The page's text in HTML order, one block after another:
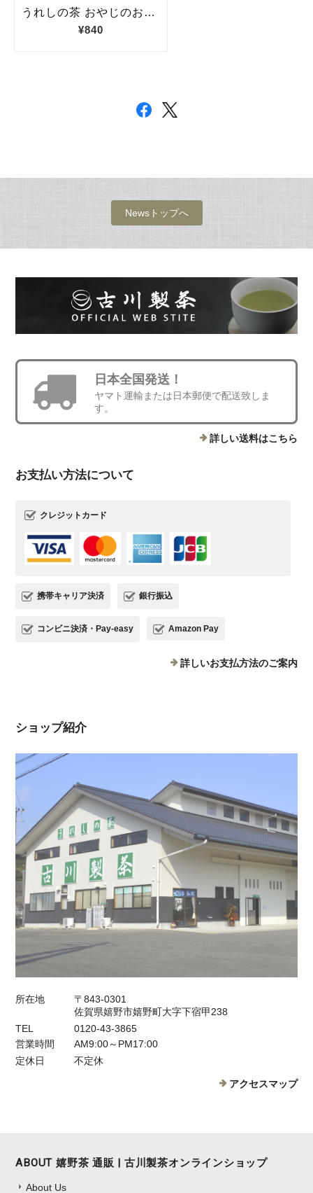
Newsトップへ
日本全国発送！
ヤマト運輸または日本郵便で配送致しま
す。
詳しい送料はこちら
お支払い方法について
クレジットカード
携帯キャリア決済 銀行振込
コンビニ決済・Pay-easy Amazon Pay
詳しいお支払方法のご案内
ショップ紹介
所在地
〒843-0301
佐賀県嬉野市嬉野町大字下宿甲238
TEL
0120-43-3865
営業時間
AM9:00～PM17:00
定休日
不定休
アクセスマップ
ABOUT 嬉野茶 通販 | 古川製茶オンラインショップ
About Us